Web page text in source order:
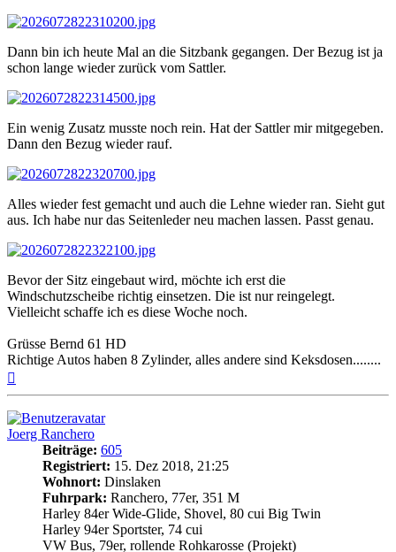
Dann bin ich heute Mal an die Sitzbank gegangen. Der Bezug ist ja
schon lange wieder zurück vom Sattler.
Ein wenig Zusatz musste noch rein. Hat der Sattler mir mitgegeben.
Dann den Bezug wieder rauf.
Alles wieder fest gemacht und auch die Lehne wieder ran. Sieht gut
aus. Ich habe nur das Seitenleder neu machen lassen. Passt genau.
Bevor der Sitz eingebaut wird, möchte ich erst die
Windschutzscheibe richtig einsetzen. Die ist nur reingelegt.
Vielleicht schaffe ich es diese Woche noch.
Grüsse Bernd 61 HD
Richtige Autos haben 8 Zylinder, alles andere sind Keksdosen........
Joerg Ranchero
Beiträge: 605
Registriert: 15. Dez 2018, 21:25
Wohnort: Dinslaken
Fuhrpark: Ranchero, 77er, 351 M
Harley 84er Wide-Glide, Shovel, 80 cui Big Twin
Harley 94er Sportster, 74 cui
VW Bus, 79er, rollende Rohkarosse (Projekt)